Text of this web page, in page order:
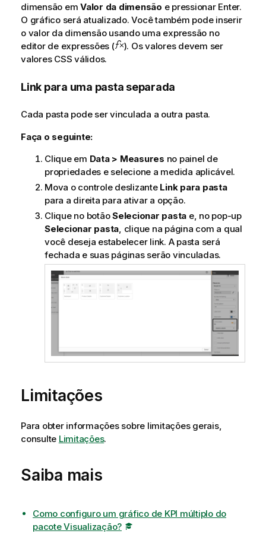
dimensão em Valor da dimensão e pressionar Enter.
O gráfico será atualizado. Você também pode inserir
o valor da dimensão usando uma expressão no
editor de expressões (
). Os valores devem ser
valores CSS válidos.
Link para uma pasta separada
Cada pasta pode ser vinculada a outra pasta.
Faça o seguinte:
Clique em Data > Measures no painel de
propriedades e selecione a medida aplicável.
Mova o controle deslizante Link para pasta
para a direita para ativar a opção.
Clique no botãoSelecionar pasta e, no pop-up
Selecionar pasta, clique na página com a qual
você deseja estabelecer link. A pasta será
fechada e suas páginas serão vinculadas.
Limitações
Para obter informações sobre limitações gerais,
consulte Limitações.
Saiba mais
Como configuro um gráfico de KPI múltiplo do
pacote Visualização?